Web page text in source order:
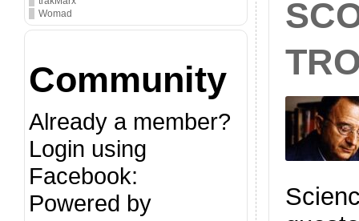
Womad
Community
Already a member?
Login using
Facebook:
Powered by